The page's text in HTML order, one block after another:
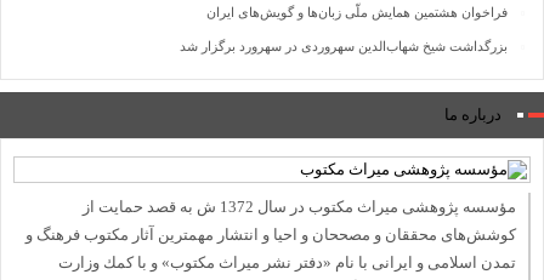
فراخوان هشتمین همایش ملّی زبان‌ها و گویش‌های ایران
بزرگداشت شیخ شهاب‌الدین سهروردی در سهرورد برگزار شد
درباره ما
مؤسسه پژوهشی میراث مكتوب در سال 1372 ش به قصد حمایت از
كوشش‌های محققان و مصححان و احیا و انتشار مهمترین آثار مكتوب فرهنگ و
تمدن اسلامی و ایرانی با نام «دفتر نشر میراث مكتوب» و با كمك وزارت